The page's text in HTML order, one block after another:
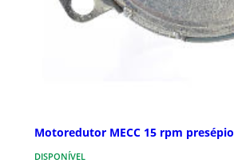
Motoredutor MECC 15 rpm presépio
DISPONÍVEL